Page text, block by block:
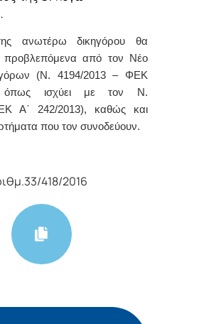
ανωτέρω δικηγόρου θα
προβλεπόμενα από τον Νέο
(Ν. 4194/2013 – ΦΕΚ
όπως ισχύει με τον Ν.
Α΄ 242/2013), καθώς και
που τον συνοδεύουν.
418/2016